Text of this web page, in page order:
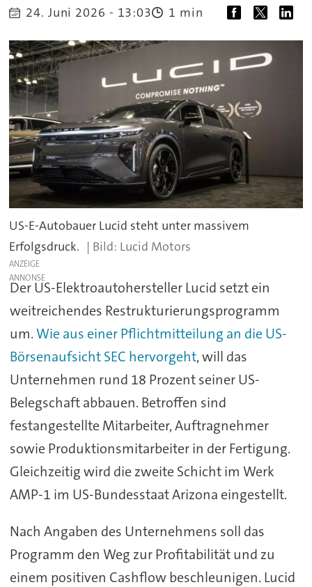
24. Juni 2026 - 13:03 1 min
US-E-Autobauer Lucid steht unter massivem
Erfolgsdruck.
Lucid Motors
ANZEIGE
Der US-Elektroautohersteller Lucid setzt ein
weitreichendes Restrukturierungsprogramm
um.Wie aus einer Pflichtmitteilung an die US-
Börsenaufsicht SEC hervorgeht, will das
Unternehmen rund 18 Prozent seiner US-
Belegschaft abbauen. Betroffen sind
festangestellte Mitarbeiter, Auftragnehmer
sowie Produktionsmitarbeiter in der Fertigung.
Gleichzeitig wird die zweite Schicht im Werk
AMP-1 im US-Bundesstaat Arizona eingestellt.
Nach Angaben des Unternehmens soll das
Programm den Weg zur Profitabilität und zu
einem positiven Cashflow beschleunigen. Lucid